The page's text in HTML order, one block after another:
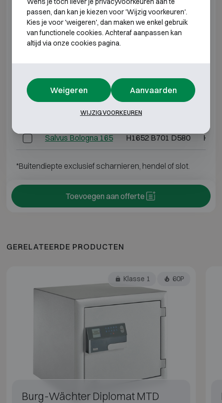
Model Buitenmaten (mm)
Salvus Bologna 46
Salvus Bologna 67 H670 B480 D445
Salvus Bologna 95 H980 B545 D445
Salvus Bologna 133 H1336 B701 D580
Salvus Bologna 165 H1652 B701 D580
*Buitendiepte exclusief scharnieren, hendel of slot.
Toevoegen aan offerte
GERELATEERDE PRODUCTEN
Klasse 1 60P
Burg-Wächter Diplomat MTD
passen, dan kan je kiezen voor 'Wijzig voorkeuren'.
Kies je voor 'weigeren', dan maken we enkel gebruik
van functionele cookies. Achteraf aanpassen kan
altijd via onze cookies pagina.
Weigeren Aanvaarden
WIJZIG VOORKEUREN